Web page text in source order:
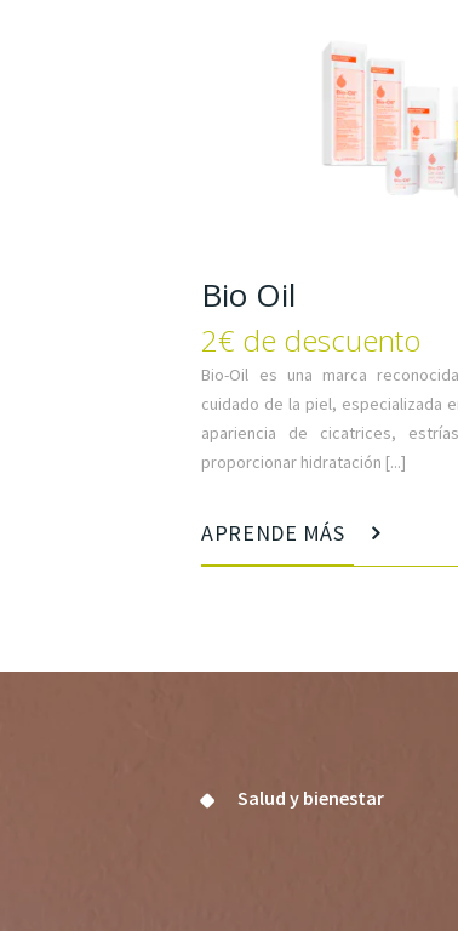
Bio Oil
2€ de descuento
Bio-Oil es una marca
cuidado de la piel, especializada
apariencia de cicatrices,
proporcionar hidratación [...]
APRENDE MÁS
Salud y bienestar